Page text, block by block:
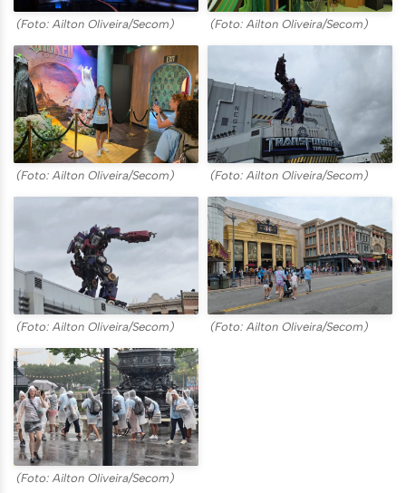
(Foto: Ailton Oliveira/Secom) (Foto: Ailton Oliveira/Secom)
(Foto: Ailton Oliveira/Secom) (Foto: Ailton Oliveira/Secom)
(Foto: Ailton Oliveira/Secom) (Foto: Ailton Oliveira/Secom)
(Foto: Ailton Oliveira/Secom)